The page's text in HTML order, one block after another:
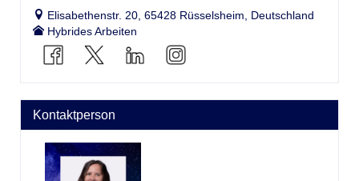
Elisabethenstr. 20, 65428 Rüsselsheim, Deutschland
Hybrides Arbeiten
Kontaktperson